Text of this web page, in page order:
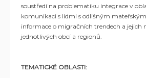
soustředí na problematiku integrace v
komunikaci s lidmi s odlišným
informace o migračních trendech a jejich
jednotlivých obcí a regionů.
TEMATICKÉ OBLASTI: